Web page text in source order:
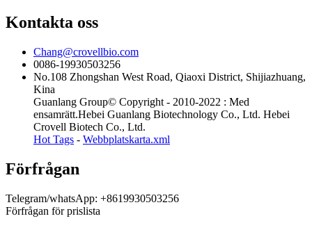
Kontakta oss
Chang@crovellbio.com
0086-19930503256
No.108 Zhongshan West Road, Qiaoxi District, Shijiazhuang,
Kina
Guanlang Group© Copyright - 2010-2022 : Med
ensamrätt.Hebei Guanlang Biotechnology Co., Ltd. Hebei
Crovell Biotech Co., Ltd.
Hot Tags - Webbplatskarta.xml
Förfrågan
Telegram/whatsApp: +8619930503256
Förfrågan för prislista